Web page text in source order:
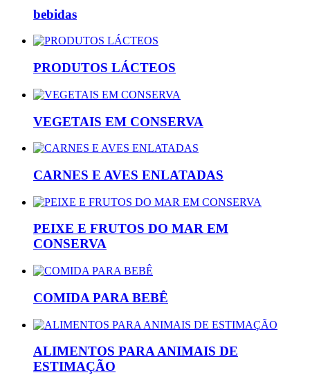
bebidas
PRODUTOS LÁCTEOS
VEGETAIS EM CONSERVA
CARNES E AVES ENLATADAS
PEIXE E FRUTOS DO MAR EM
CONSERVA
COMIDA PARA BEBÊ
ALIMENTOS PARA ANIMAIS DE
ESTIMAÇÃO